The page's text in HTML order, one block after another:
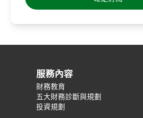
服務內容
財務教育
五大財務診斷與規劃
投資規劃